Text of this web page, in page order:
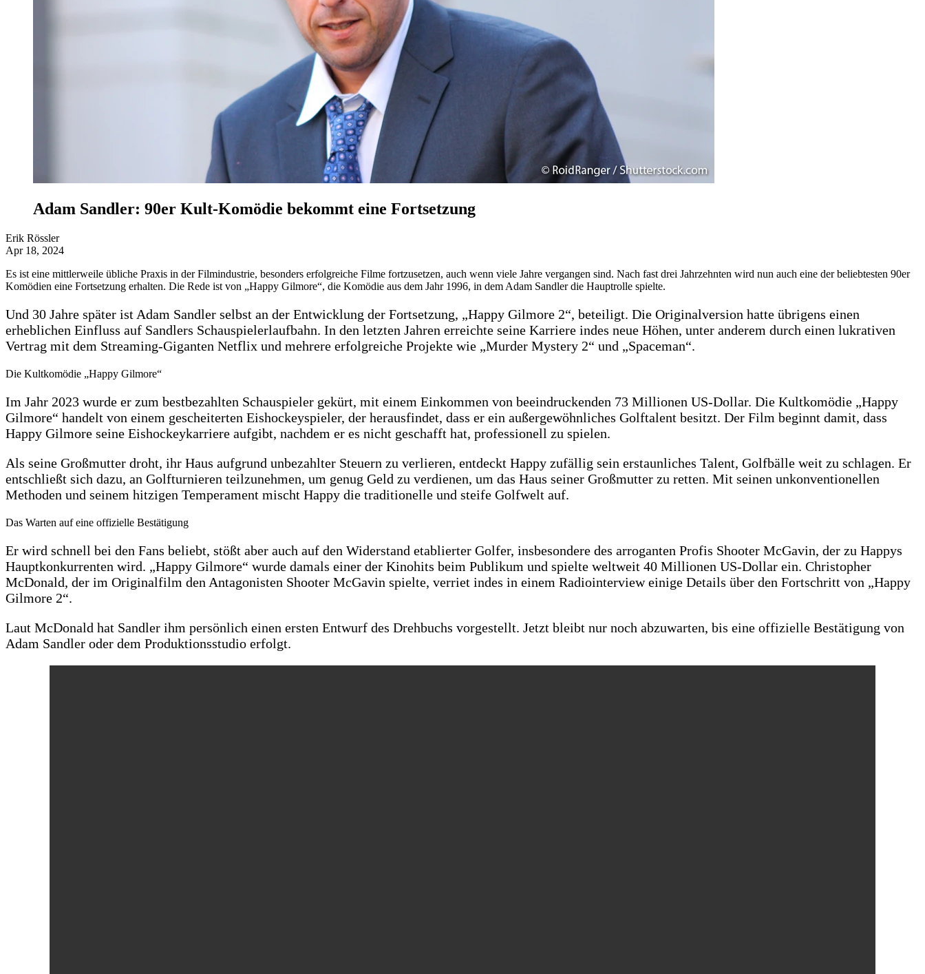
Adam Sandler: 90er Kult-Komödie bekommt eine Fortsetzung
Erik Rössler
Apr 18, 2024
Es ist eine mittlerweile übliche Praxis in der Filmindustrie, besonders erfolgreiche Filme fortzusetzen, auch wenn viele Jahre vergangen sind. Nach fast drei Jahrzehnten wird nun auch eine der beliebtesten 90er
Komödien eine Fortsetzung erhalten. Die Rede ist von „Happy Gilmore“, die Komödie aus dem Jahr 1996, in dem Adam Sandler die Hauptrolle spielte.
Und 30 Jahre später ist Adam Sandler selbst an der Entwicklung der Fortsetzung, „Happy Gilmore 2“, beteiligt. Die Originalversion hatte übrigens einen
erheblichen Einfluss auf Sandlers Schauspielerlaufbahn. In den letzten Jahren erreichte seine Karriere indes neue Höhen, unter anderem durch einen lukrativen
Vertrag mit dem Streaming-Giganten Netflix und mehrere erfolgreiche Projekte wie „Murder Mystery 2“ und „Spaceman“.
Die Kultkomödie „Happy Gilmore“
Im Jahr 2023 wurde er zum bestbezahlten Schauspieler gekürt, mit einem Einkommen von beeindruckenden 73 Millionen US-Dollar. Die Kultkomödie „Happy
Gilmore“ handelt von einem gescheiterten Eishockeyspieler, der herausfindet, dass er ein außergewöhnliches Golftalent besitzt. Der Film beginnt damit, dass
Happy Gilmore seine Eishockeykarriere aufgibt, nachdem er es nicht geschafft hat, professionell zu spielen.
Als seine Großmutter droht, ihr Haus aufgrund unbezahlter Steuern zu verlieren, entdeckt Happy zufällig sein erstaunliches Talent, Golfbälle weit zu schlagen. Er
entschließt sich dazu, an Golfturnieren teilzunehmen, um genug Geld zu verdienen, um das Haus seiner Großmutter zu retten. Mit seinen unkonventionellen
Methoden und seinem hitzigen Temperament mischt Happy die traditionelle und steife Golfwelt auf.
Das Warten auf eine offizielle Bestätigung
Er wird schnell bei den Fans beliebt, stößt aber auch auf den Widerstand etablierter Golfer, insbesondere des arroganten Profis Shooter McGavin, der zu Happys
Hauptkonkurrenten wird. „Happy Gilmore“ wurde damals einer der Kinohits beim Publikum und spielte weltweit 40 Millionen US-Dollar ein. Christopher
McDonald, der im Originalfilm den Antagonisten Shooter McGavin spielte, verriet indes in einem Radiointerview einige Details über den Fortschritt von „Happy
Gilmore 2“.
Laut McDonald hat Sandler ihm persönlich einen ersten Entwurf des Drehbuchs vorgestellt. Jetzt bleibt nur noch abzuwarten, bis eine offizielle Bestätigung von
Adam Sandler oder dem Produktionsstudio erfolgt.